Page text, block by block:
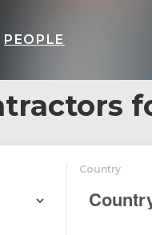
PEOPLE
Country